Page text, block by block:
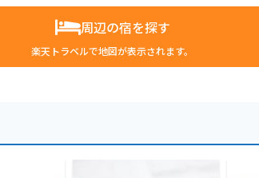
周辺の宿を探す
楽天トラベルで地図が表示されます。